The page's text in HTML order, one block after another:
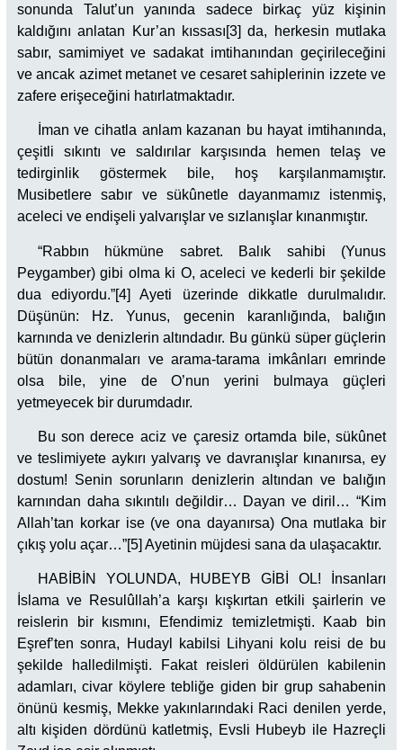
sonunda Talut’un yanında sadece birkaç yüz kişinin
kaldığını anlatan Kur’an kıssası[3] da, herkesin mutlaka
sabır, samimiyet ve sadakat imtihanından geçirileceğini
ve ancak azimet metanet ve cesaret sahiplerinin izzete ve
zafere erişeceğini hatırlatmaktadır.
İman ve cihatla anlam kazanan bu hayat imtihanında,
çeşitli sıkıntı ve saldırılar karşısında hemen telaş ve
tedirginlik göstermek bile, hoş karşılanmamıştır.
Musibetlere sabır ve sükûnetle dayanmamız istenmiş,
aceleci ve endişeli yalvarışlar ve sızlanışlar kınanmıştır.
“Rabbın hükmüne sabret. Balık sahibi (Yunus
Peygamber) gibi olma ki O, aceleci ve kederli bir şekilde
dua ediyordu.”[4] Ayeti üzerinde dikkatle durulmalıdır.
Düşünün: Hz. Yunus, gecenin karanlığında, balığın
karnında ve denizlerin altındadır. Bu günkü süper güçlerin
bütün donanmaları ve arama-tarama imkânları emrinde
olsa bile, yine de O’nun yerini bulmaya güçleri
yetmeyecek bir durumdadır.
Bu son derece aciz ve çaresiz ortamda bile, sükûnet
ve teslimiyete aykırı yalvarış ve davranışlar kınanırsa, ey
dostum! Senin sorunların denizlerin altından ve balığın
karnından daha sıkıntılı değildir… Dayan ve diril… “Kim
Allah’tan korkar ise (ve ona dayanırsa) Ona mutlaka bir
çıkış yolu açar…”[5] Ayetinin müjdesi sana da ulaşacaktır.
HABİBİN YOLUNDA, HUBEYB GİBİ OL! İnsanları
İslama ve Resulûllah’a karşı kışkırtan etkili şairlerin ve
reislerin bir kısmını, Efendimiz temizletmişti. Kaab bin
Eşref’ten sonra, Hudayl kabilsi Lihyani kolu reisi de bu
şekilde halledilmişti. Fakat reisleri öldürülen kabilenin
adamları, civar köylere tebliğe giden bir grup sahabenin
önünü kesmiş, Mekke yakınlarındaki Raci denilen yerde,
altı kişiden dördünü katletmiş, Evsli Hubeyb ile Hazreçli